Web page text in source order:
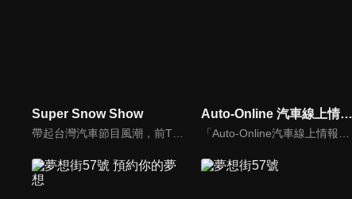
Super Snow Show Auto-Online 汽車線上情報誌